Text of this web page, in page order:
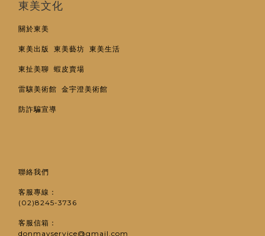
東美文化
關於東美
東美出版 東美藝坊 東美生活
東扯美聊 蝦皮賣場
雷驤美術館 金宇澄美術館
防詐騙宣導
聯絡我們
客服專線：
(02)8245-3736
客服信箱：
donmayservice@gmail.com